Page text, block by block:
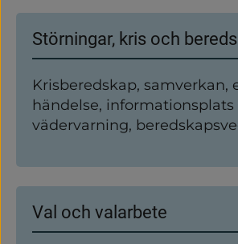
Störningar, kris och
Krisberedskap, samverkan,
händelse, informationsplats
vädervarning,
störningar.
Val och valarbete